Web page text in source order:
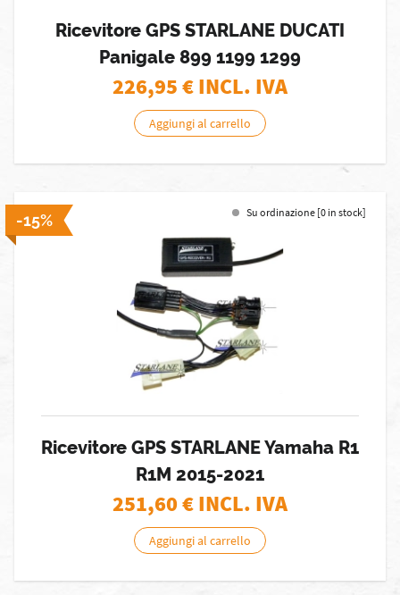
Ricevitore GPS STARLANE DUCATI
Panigale 899 1199 1299
226,95€ INCL. IVA
Aggiungi al carrello
-15% Su ordinazione [0 in stock]
Ricevitore GPS STARLANE Yamaha R1
R1M 2015-2021
251,60€ INCL. IVA
Aggiungi al carrello